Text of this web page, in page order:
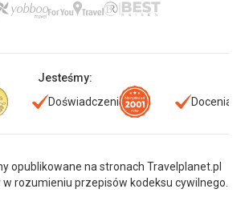
Jesteśmy:
Doświadczeni Doceniani
opublikowane na stronach Travelplanet.pl
rozumieniu przepisów kodeksu cywilnego.